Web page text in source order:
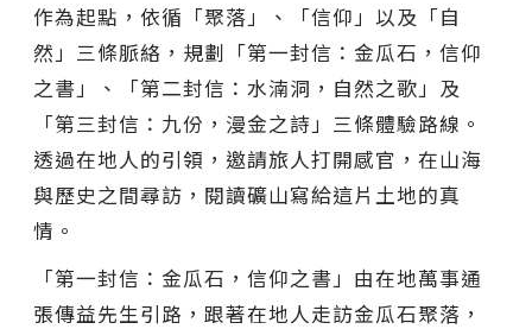
作為起點，依循「聚落」、「信仰」以及「自
然」三條脈絡，規劃「第一封信：金瓜石，信仰
之書」、「第二封信：水湳洞，自然之歌」及
「第三封信：九份，漫金之詩」三條體驗路線。
透過在地人的引領，邀請旅人打開感官，在山海
與歷史之間尋訪，閱讀礦山寫給這片土地的真
情。
「第一封信：金瓜石，信仰之書」由在地萬事通
張傳益先生引路，跟著在地人走訪金瓜石聚落，